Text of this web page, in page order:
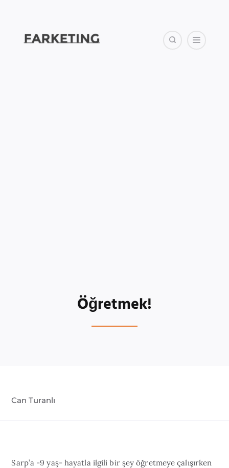
Öğretmek!
Can Turanlı
Sarp’a -9 yaş- hayatla ilgili bir şey öğretmeye çalışırken